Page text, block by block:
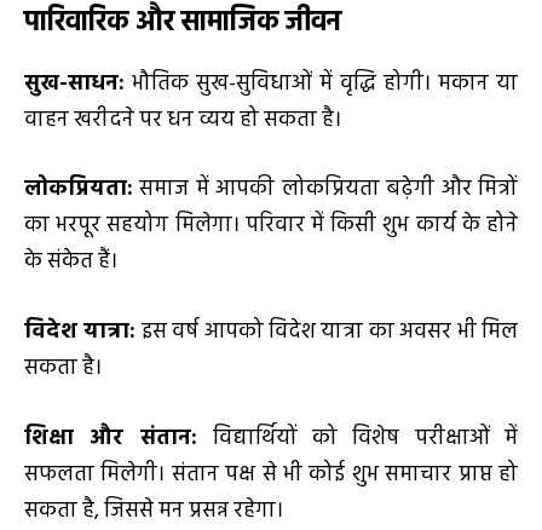
पारिवारिक और सामाजिक जीवन
सुख-साधन: भौतिक सुख-सुविधाओं में वृद्धि होगी। मकान या
वाहन खरीदने पर धन व्यय हो सकता है।
लोकप्रियता: समाज में आपकी लोकप्रियता बढ़ेगी और मित्रों
का भरपूर सहयोग मिलेगा। परिवार में किसी शुभ कार्य के होने
के संकेत हैं।
विदेश यात्रा: इस वर्ष आपको विदेश यात्रा का अवसर भी मिल
सकता है।
शिक्षा और संतान: विद्यार्थियों को विशेष परीक्षाओं में
सफलता मिलेगी। संतान पक्ष से भी कोई शुभ समाचार प्राप्त हो
सकता है, जिससे मन प्रसन्न रहेगा।